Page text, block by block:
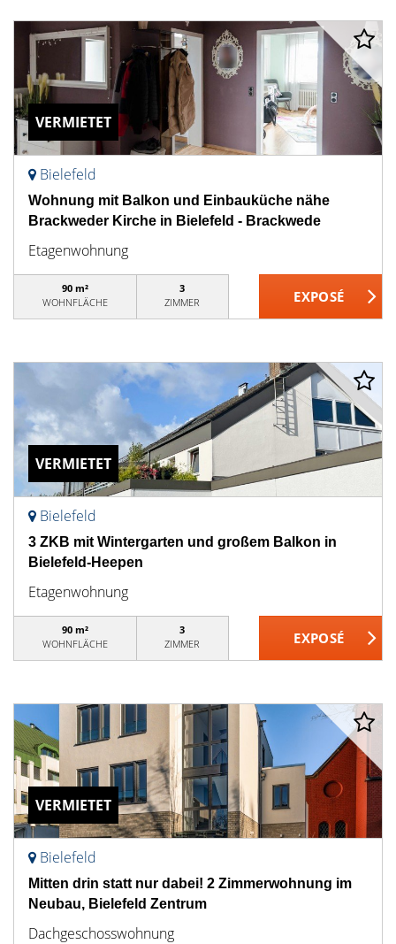
VERMIETET
Bielefeld
Wohnung mit Balkon und Einbauküche nähe
Brackweder Kirche in Bielefeld - Brackwede
Etagenwohnung
90 m²
WOHNFLÄCHE
3
ZIMMER
VERMIETET
Bielefeld
3 ZKB mit Wintergarten und großem Balkon in
Bielefeld-Heepen
Etagenwohnung
90 m²
WOHNFLÄCHE
3
ZIMMER
VERMIETET
Bielefeld
Mitten drin statt nur dabei! 2 Zimmerwohnung im
Neubau, Bielefeld Zentrum
Dachgeschosswohnung